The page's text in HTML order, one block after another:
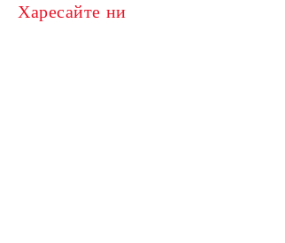
Харесайте ни